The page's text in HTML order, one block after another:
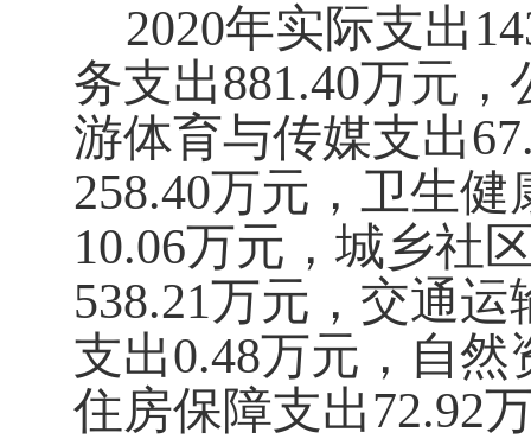
2020年实际支出
务支出881.40万元，
游体育与传媒支出
258.40万元，卫生健
10.06万元，城乡社
538.21万元，交通运
支出0.48万元，自然
住房保障支出72.92